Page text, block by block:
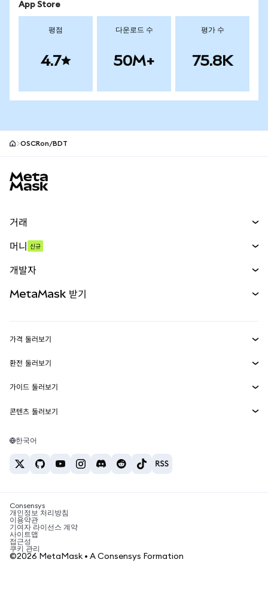
App Store
평점
4.7
다운로드 수
50M+
평가 수
75.8K
OSCRon/BDT
거래
무기한 선물
실물자산
머니 신규
개발자
MetaMask Connect
Snaps
웹3 서비스
MetaMask 받기
보안
고객 지원
채용
가격 둘러보기
이더리움 가격
솔라나 가격
테더 가격
환전 둘러보기
ETH를 USD로 환전
USDT를 INR로 환전
BTC를 INR로 환전
ETH를 USDT로 환전
가이드 둘러보기
ETH 매수
USDT 매수
SHIB 매수
BNB 매수
콘텐츠 둘러보기
솔라나 지갑
암호화폐 세금 뉴스
암호화폐 매수 방법
비트코인 매도 방법
한국어
Consensys
개인정보 처리방침
이용약관
기여자 라이선스 계약
사이트맵
접근성
쿠키 관리
©2026 MetaMask • A Consensys Formation